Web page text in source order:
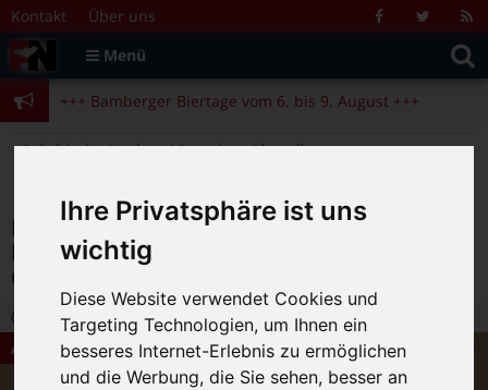
Ihre Privatsphäre ist uns
wichtig
Diese Website verwendet Cookies und
Targeting Technologien, um Ihnen ein
besseres Internet-Erlebnis zu ermöglichen
und die Werbung, die Sie sehen, besser an
Zum Inhalt springen
Kontakt Über uns FacebookTwitter
Menü
Suche
nach:
+++ Bamberger Biertage vom 6. bis 9. August +++
+++ Blues- und Jazzfestival vom 31.7. bis 9.8. +++
+++ Bamberger Biertage vom 6. bis 9. August +++
+++ Blues- und Jazzfestival vom 31.7. bis 9.8. +++
Fränkische Nacht>Magazin>Aktuelles>
Münchens Ex-OB kommt mit „Kabarett &
Politik“ – Weißwurstfrühstück mit
Christian Ude
8.10.2019 15:22 | FN-Redaktion |
0
Aktuelles